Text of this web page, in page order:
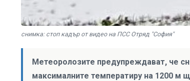
снимка: стоп кадър от видео на ПСС Отряд "София"
Метеоролозите предупреждават, че
максималните температиру на 1200 м